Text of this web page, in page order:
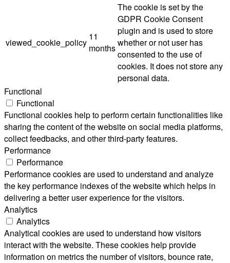
viewed_cookie_policy
11
months
The cookie is set by the
GDPR Cookie Consent
plugin and is used to store
whether or not user has
consented to the use of
cookies. It does not store any
personal data.
Functional
Functional
Functional cookies help to perform certain functionalities like
sharing the content of the website on social media platforms,
collect feedbacks, and other third-party features.
Performance
Performance
Performance cookies are used to understand and analyze
the key performance indexes of the website which helps in
delivering a better user experience for the visitors.
Analytics
Analytics
Analytical cookies are used to understand how visitors
interact with the website. These cookies help provide
information on metrics the number of visitors, bounce rate,